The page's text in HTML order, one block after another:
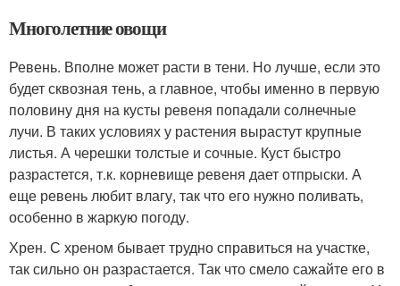
Многолетние овощи
Ревень. Вполне может расти в тени. Но лучше, если это
будет сквозная тень, а главное, чтобы именно в первую
половину дня на кусты ревеня попадали солнечные
лучи. В таких условиях у растения вырастут крупные
листья. А черешки толстые и сочные. Куст быстро
разрастется, т.к. корневище ревеня дает отпрыски. А
еще ревень любит влагу, так что его нужно поливать,
особенно в жаркую погоду.
Хрен. С хреном бывает трудно справиться на участке,
так сильно он разрастается. Так что смело сажайте его в